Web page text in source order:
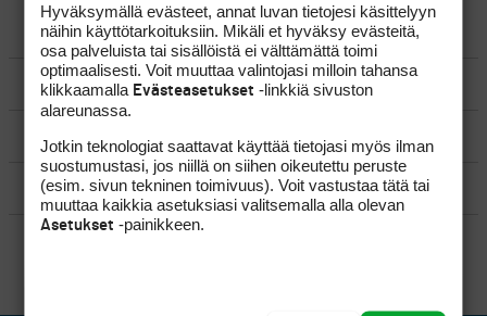
YLEISTÄ
VÄLINEET
MATKAILU
KILPAGOLF & HARJOITTELU
Hyväksymällä evästeet, annat luvan tietojesi käsittelyyn
näihin käyttötarkoituksiin. Mikäli et hyväksy evästeitä,
osa palveluista tai sisällöistä ei välttämättä toimi
optimaalisesti. Voit muuttaa valintojasi milloin tahansa
klikkaamalla Evästeasetukset -linkkiä sivuston
alareunassa.
Jotkin teknologiat saattavat käyttää tietojasi myös ilman
suostumustasi, jos niillä on siihen oikeutettu peruste
(esim. sivun tekninen toimivuus). Voit vastustaa tätä tai
muuttaa kaikkia asetuksiasi valitsemalla alla olevan
Asetukset -painikkeen.